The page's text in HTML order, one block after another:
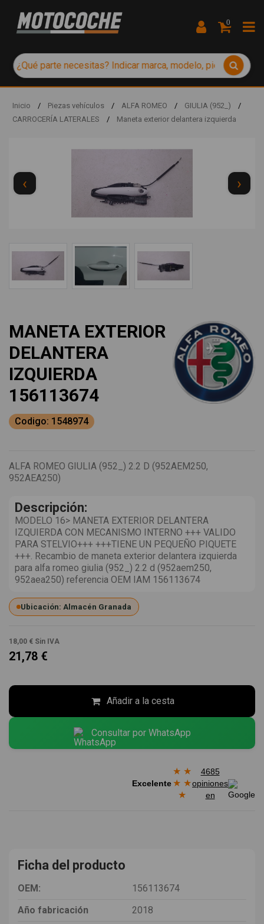
0
Inicio / Piezas vehículos / ALFA ROMEO / GIULIA (952_)
/
CARROCERÍA LATERALES
/ Maneta exterior delantera izquierda
‹ ›
MANETA EXTERIOR
DELANTERA
IZQUIERDA
156113674
Codigo: 1548974
ALFA ROMEO GIULIA (952_) 2.2 D (952AEM250,
952AEA250)
Descripción:
MODELO 16> MANETA EXTERIOR DELANTERA
IZQUIERDA CON MECANISMO INTERNO +++ VALIDO
PARA STELVIO+++ +++TIENE UN PEQUEÑO PIQUETE
+++. Recambio de maneta exterior delantera izquierda
para alfa romeo giulia (952_) 2.2 d (952aem250,
952aea250) referencia OEM IAM 156113674
Ubicación: Almacén Granada
18,00 € Sin IVA
21,78 €
Añadir a la cesta
Consultar por WhatsApp
Excelente
★ ★
★ ★
★
4685
opiniones
en
Ficha del producto
OEM:
156113674
Año fabricación
2018